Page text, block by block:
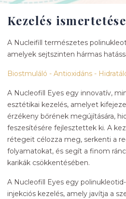
Kezelés ismertetése
A Nucleifill természetes
amelyek sejtszinten hármas
Biostmuláló - Antioxidáns -
A Nucleofill Eyes egy innovatív,
esztétikai kezelés, amelyet
érzékeny bőrének megújítására,
feszesítésére fejlesztettek ki. A
rétegeit célozza meg, serkenti a
folyamatokat, és segít a finom
karikák csökkentésében.
A Nucleofill Eyes egy
injekciós kezelés, amely javítja a